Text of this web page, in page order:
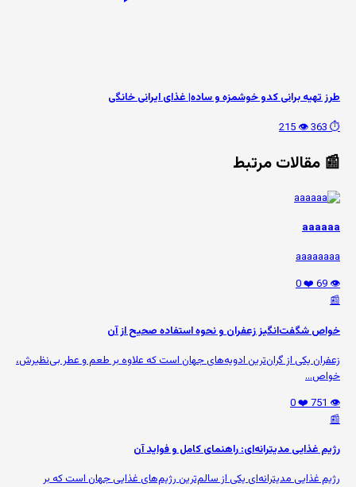
طرز تهیه برانی کدو خوشمزه و ساده| غذای ایرانی خانگی
⏱️ 363
👁️ 215
📰 مقالات مرتبط
aaaaaa
aaaaaaaa
👁️ 69
❤️ 0
📰
خواص شگفت‌انگیز زعفران و نحوه استفاده صحیح از آن
زعفران یکی از گران‌ترین ادویه‌های جهان است که علاوه بر طعم و عطر بی‌نظیرش،
خواص...
👁️ 751
❤️ 0
📰
رژیم غذایی مدیترانه‌ای: راهنمای کامل و فواید آن
رژیم غذایی مدیترانه‌ای یکی از سالم‌ترین رژیم‌های غذایی جهان است که بر